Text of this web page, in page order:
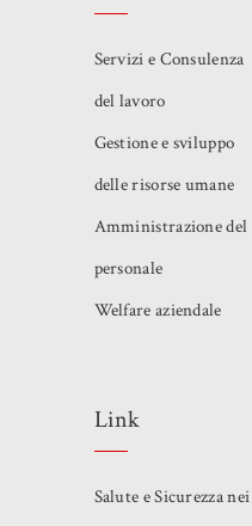
Servizi e Consulenza
del lavoro
Gestione e sviluppo
delle risorse umane
Amministrazione del
personale
Welfare aziendale
Link
Salute e Sicurezza nei